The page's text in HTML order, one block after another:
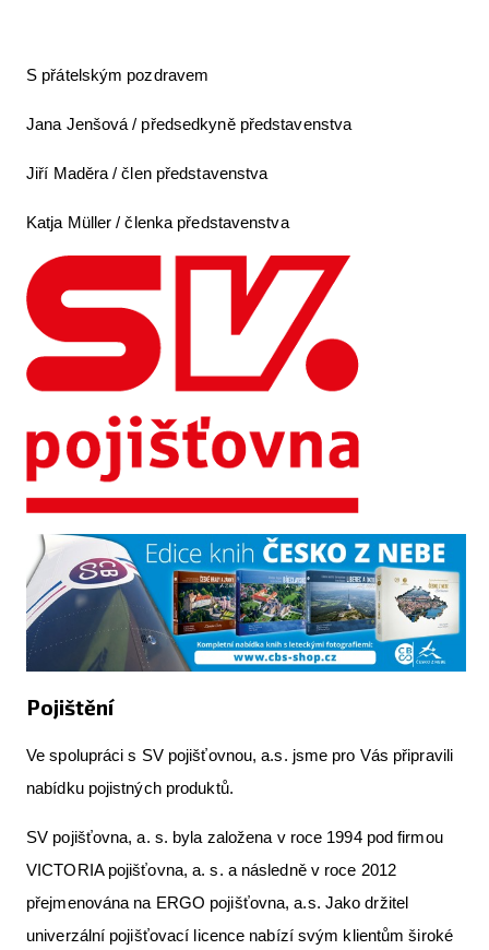
S přátelským pozdravem
Jana Jenšová / předsedkyně představenstva
Jiří Maděra / člen představenstva
Katja Müller / členka představenstva
Pojištění
Ve spolupráci s SV pojišťovnou, a.s. jsme pro Vás připravili
nabídku pojistných produktů.
SV pojišťovna, a. s. byla založena v roce 1994 pod firmou
VICTORIA pojišťovna, a. s. a následně v roce 2012
přejmenována na ERGO pojišťovna, a.s. Jako držitel
univerzální pojišťovací licence nabízí svým klientům široké